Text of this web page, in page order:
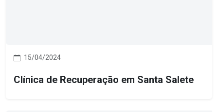
15/04/2024
Clínica de Recuperação em Santa Salete